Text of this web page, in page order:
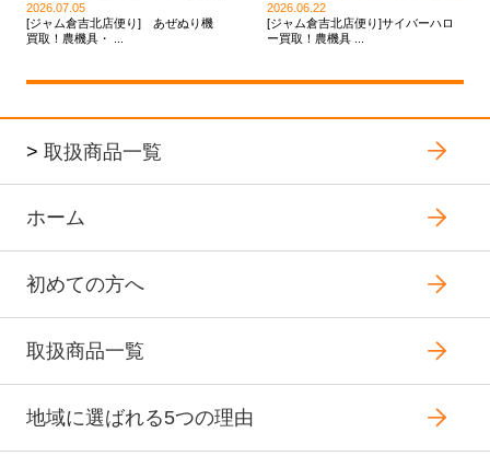
2026.07.05
[ジャム倉吉北店便り] あぜぬり機
買取！農機具・ ...
2026.06.22
[ジャム倉吉北店便り]サイバーハロ
ー買取！農機具 ...
> 取扱商品一覧
ホーム
初めての方へ
取扱商品一覧
地域に選ばれる5つの理由